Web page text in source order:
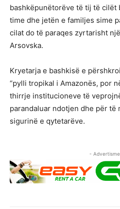
bashkëpunëtorëve të tij të cilët
time dhe jetën e familjes sime
cilat do të paraqes zyrtarisht
Arsovska.
Kryetarja e bashkisë e
“pylli tropikal i Amazonës, por
thirrje institucioneve të
parandaluar ndotjen dhe për
sigurinë e qytetarëve.
-